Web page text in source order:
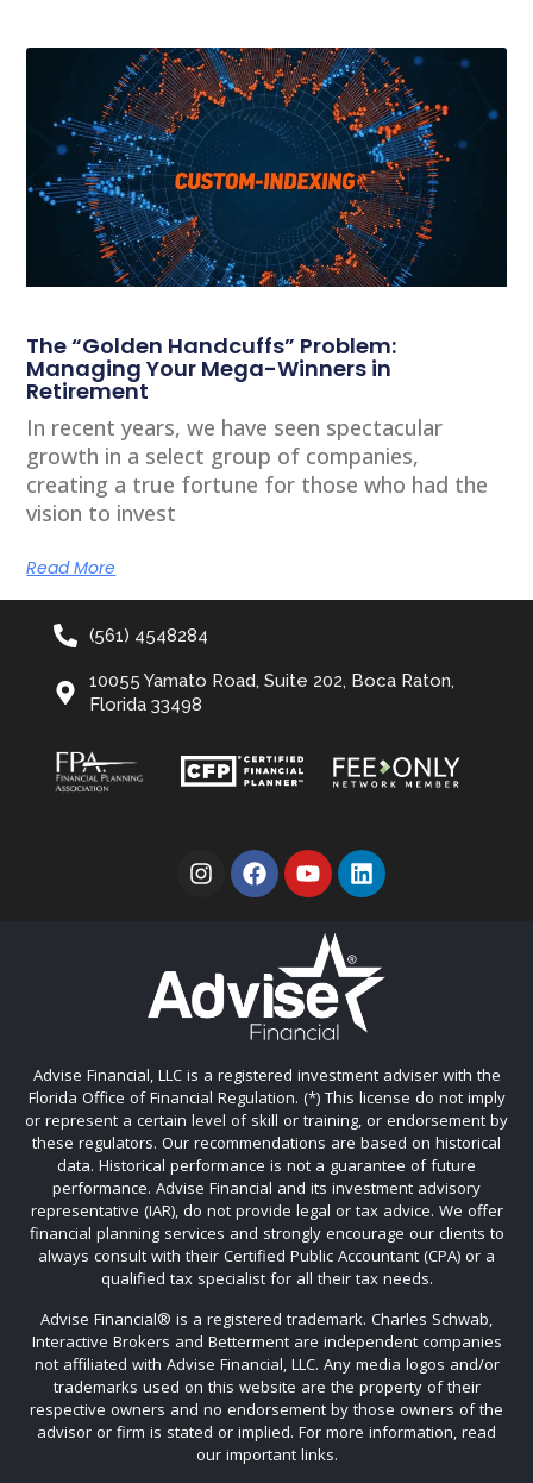
The “Golden Handcuffs” Problem:
Managing Your Mega-Winners in
Retirement
In recent years, we have seen spectacular
growth in a select group of companies,
creating a true fortune for those who had the
vision to invest
Read More
(561) 4548284
10055 Yamato Road, Suite 202, Boca Raton,
Florida 33498
Advise Financial, LLC is a registered investment adviser with the
Florida Office of Financial Regulation. (*) This license do not imply
or represent a certain level of skill or training, or endorsement by
these regulators. Our recommendations are based on historical
data. Historical performance is not a guarantee of future
performance. Advise Financial and its investment advisory
representative (IAR), do not provide legal or tax advice. We offer
financial planning services and strongly encourage our clients to
always consult with their Certified Public Accountant (CPA) or a
qualified tax specialist for all their tax needs.
Advise Financial®️ is a registered trademark. Charles Schwab,
Interactive Brokers and Betterment are independent companies
not affiliated with Advise Financial, LLC. Any media logos and/or
trademarks used on this website are the property of their
respective owners and no endorsement by those owners of the
advisor or firm is stated or implied. For more information, read
our important links.